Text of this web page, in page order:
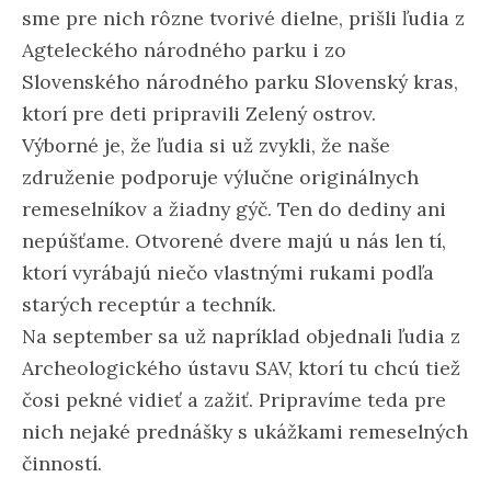
sme pre nich rôzne tvorivé dielne, prišli ľudia z
Agteleckého národného parku i zo
Slovenského národného parku Slovenský kras,
ktorí pre deti pripravili Zelený ostrov.
Výborné je, že ľudia si už zvykli, že naše
združenie podporuje výlučne originálnych
remeselníkov a žiadny gýč. Ten do dediny ani
nepúšťame. Otvorené dvere majú u nás len tí,
ktorí vyrábajú niečo vlastnými rukami podľa
starých receptúr a techník.
Na september sa už napríklad objednali ľudia z
Archeologického ústavu SAV, ktorí tu chcú tiež
čosi pekné vidieť a zažiť. Pripravíme teda pre
nich nejaké prednášky s ukážkami remeselných
činností.